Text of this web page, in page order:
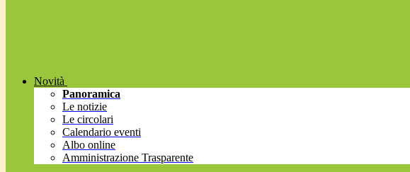
Novità
Panoramica
Le notizie
Le circolari
Calendario eventi
Albo online
Amministrazione Trasparente